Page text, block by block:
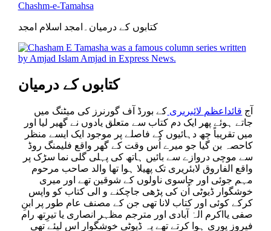
Chashm-e-Tamahsa
کتابوں کے درمیان۔امجد اسلام امجد
کتابوں کے درمیان
آج قائداعظم لائبریری کے بورڈ آف گورنرز کی میٹنگ میں
جاتے ہوئے پھر ایک دم کتاب سے متعلق یادوں نے گھیر لیا اور
میں تقریباً چھ دہائیوں کے فاصلے پر موجود ایک ایسے منظر
کاحصہ بن گیا جو میرے اُس وقت کے گھر واقع فلیمنگ روڈ
سے موچی دروازے سے بائیں ہاتھ کی پہلی گلی نما سڑک پر
واقع الفاروق لابئریری تک پھیلا ہوا تھا والد صاحب مرحوم
مہم جوئی اور جاسوی ناولوں کے شوقین تھے اور میری
خوشگوار ڈیوٹی اُن کی پڑھی جاچکنے و الی کتاب کو واپس
کرکے کوئی اور کتاب لانا تھی جن کے مصنف عام طور پر ابنِ
صفی یااکرم الہٰ آبادی اور مترجم مظہر انصاری یا تیرِتھ رام
فیروز پوری ہوا کرتے تھے یہ ڈیوٹی خوشگوار اس لیئے تھی